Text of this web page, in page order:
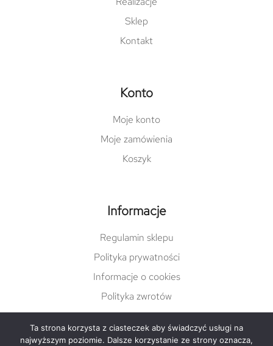
Sklep
Kontakt
Konto
Moje konto
Moje zamówienia
Koszyk
Informacje
Regulamin sklepu
Polityka prywatności
Informacje o cookies
Polityka zwrotów
Ta strona korzysta z ciasteczek aby świadczyć usługi na
najwyższym poziomie. Dalsze korzystanie ze strony oznacza,